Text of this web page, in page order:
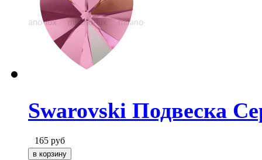
Swarovski Подвеска
165 руб